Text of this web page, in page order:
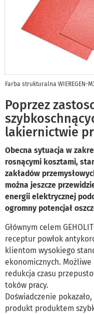
Farba strukturalna WIEREGEN-
Poprzez
lakiernictwie
Obecna sytuacja w
rosnącymi kosztami,
zakładów
można jeszcze
energii elektrycznej
ogromny potencjał
Głównym celem
receptur powłok
klientom wysokiego
ekonomicznych.
redukcja czasu
toków pracy.
Doświadczenie
produkt produktem